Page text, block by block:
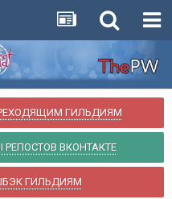
ГИЛЬДИЯМ
ВКОНТАКТЕ
ГИЛЬДИЯМ